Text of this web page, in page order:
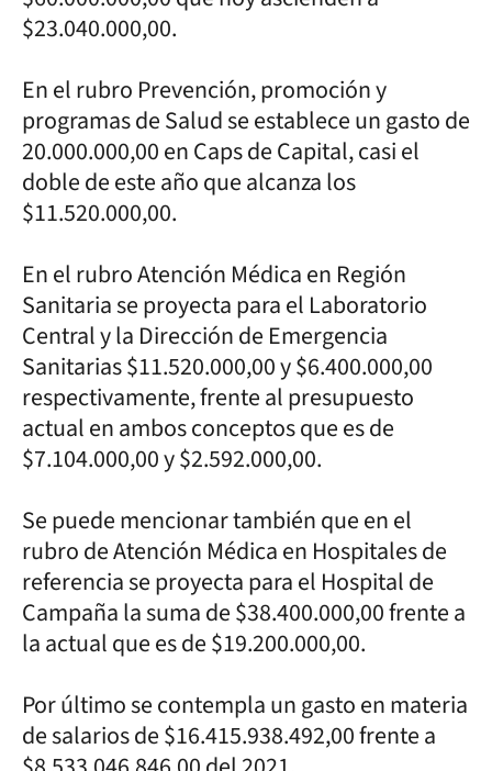
$23.040.000,00.
En el rubro Prevención, promoción y
programas de Salud se establece un gasto de
20.000.000,00 en Caps de Capital, casi el
doble de este año que alcanza los
$11.520.000,00.
En el rubro Atención Médica en Región
Sanitaria se proyecta para el Laboratorio
Central y la Dirección de Emergencia
Sanitarias $11.520.000,00 y $6.400.000,00
respectivamente, frente al presupuesto
actual en ambos conceptos que es de
$7.104.000,00 y $2.592.000,00.
Se puede mencionar también que en el
rubro de Atención Médica en Hospitales de
referencia se proyecta para el Hospital de
Campaña la suma de $38.400.000,00 frente a
la actual que es de $19.200.000,00.
Por último se contempla un gasto en materia
de salarios de $16.415.938.492,00 frente a